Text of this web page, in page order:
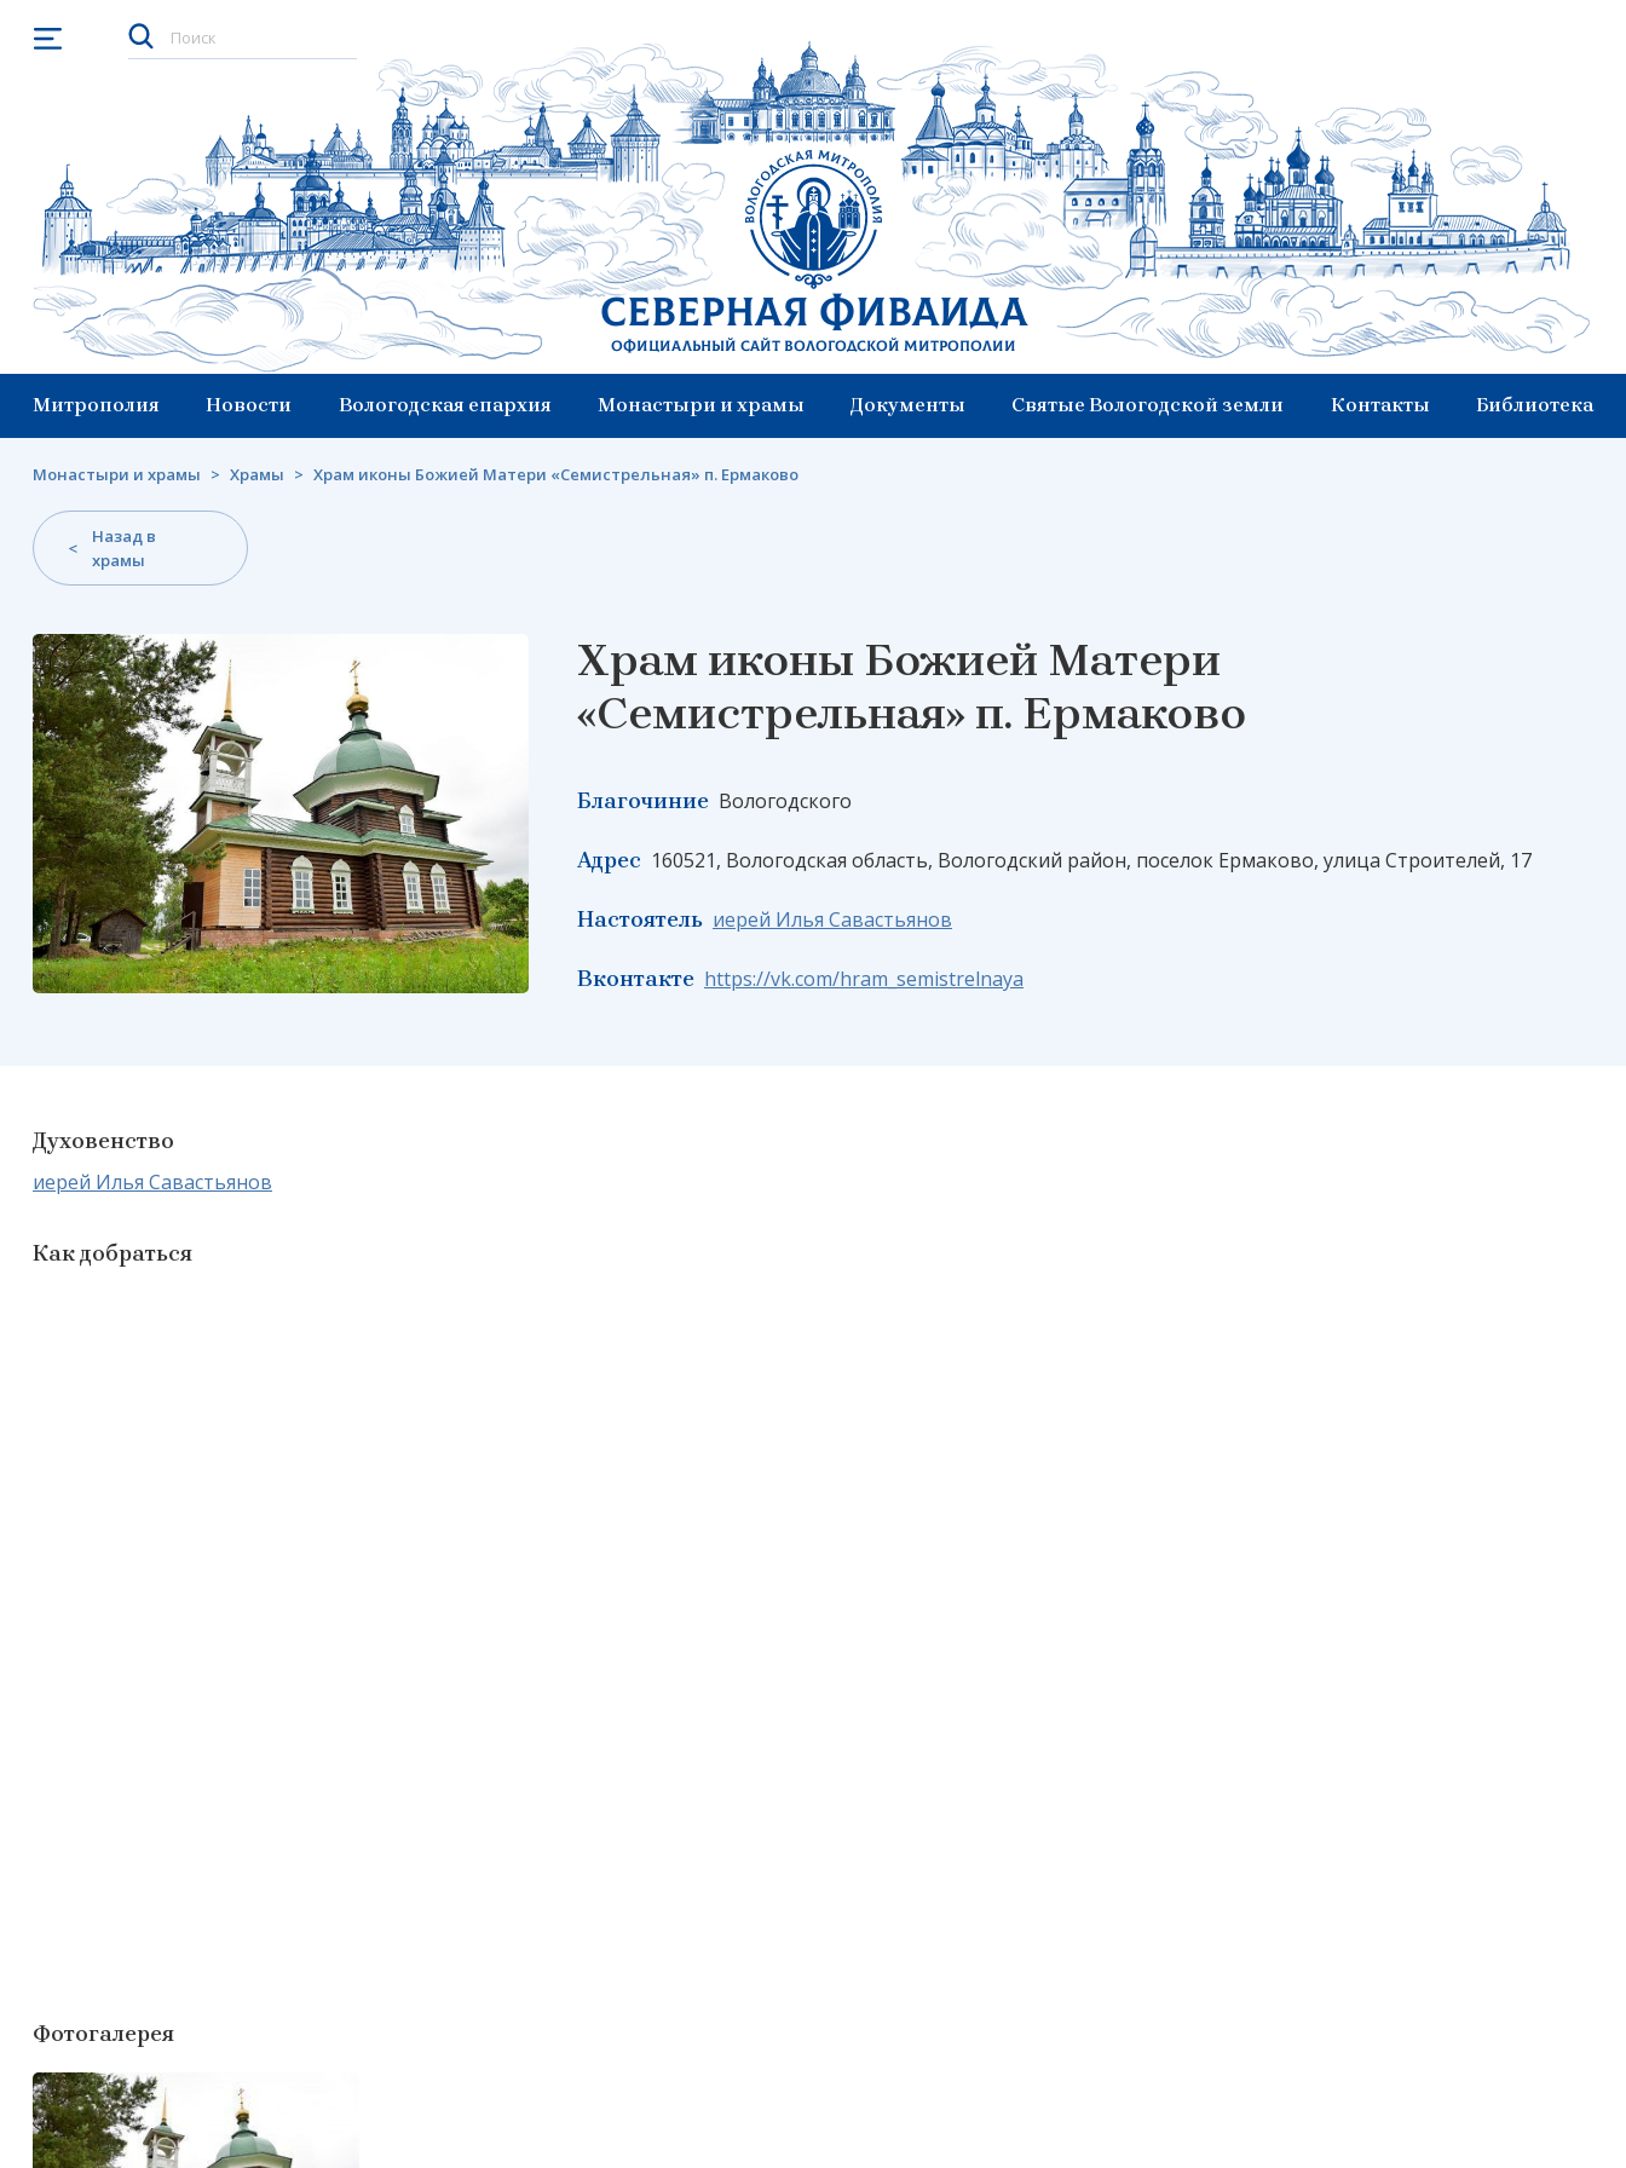
Открыть меню
Северная Фиваида
Официальный сайт Вологодской митрополии
Митрополия Новости Вологодская епархия Монастыри и храмы Документы Святые Вологодской земли Контакты Библиотека
Монастыри и храмы > Храмы > Храм иконы Божией Матери «Семистрельная» п. Ермаково
Назад в
храмы
Храм иконы Божией Матери
«Семистрельная» п. Ермаково
Благочиние Вологодского
Адрес 160521, Вологодская область, Вологодский район, поселок Ермаково, улица Строителей, 17
Настоятель иерей Илья Савастьянов
Вконтакте https://vk.com/hram_semistrelnaya
Духовенство
иерей Илья Савастьянов
Как добраться
Фотогалерея